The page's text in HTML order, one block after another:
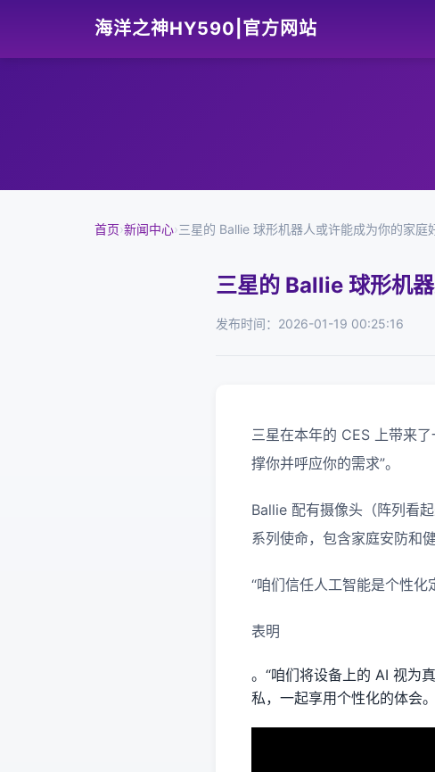
海洋之神HY590|官方网站
首页›新闻中心›三星的 Ballie 球形机器人或许能成为你的家庭
三星的 Ballie 球形机
发布时间：2026-01-19 00:25:16
三星在本年的 CES 上带来
撑你并呼应你的需求”。
Ballie 配有摄像头（阵列看
系列使命，包含家庭安防和健
“咱们信任人工智能是个性
表明
。“咱们将设备上的 AI 视为
私，一起享用个性化的体会